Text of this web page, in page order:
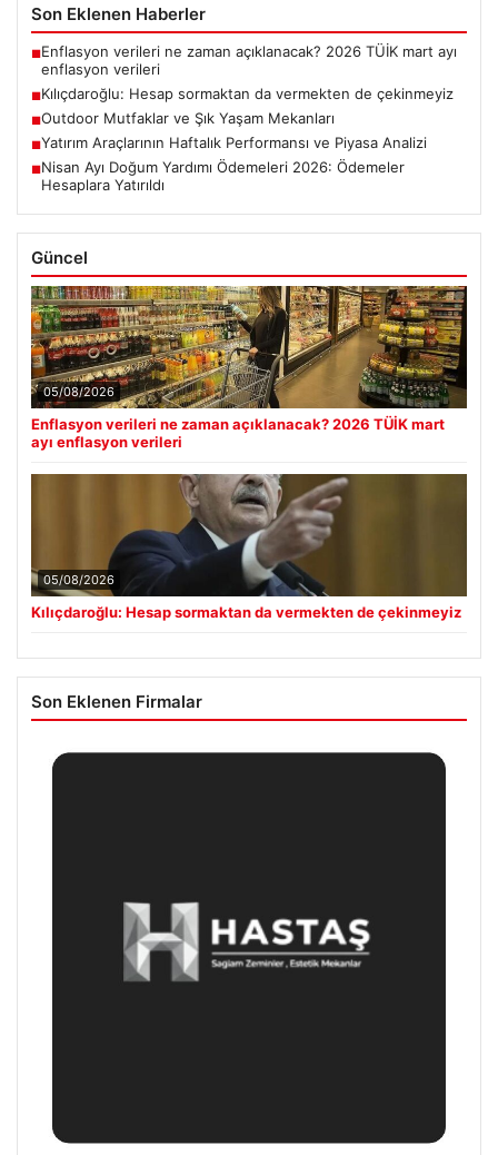
Son Eklenen Haberler
■Enflasyon verileri ne zaman açıklanacak? 2026 TÜİK mart ayı
enflasyon verileri
■Kılıçdaroğlu: Hesap sormaktan da vermekten de çekinmeyiz
■Outdoor Mutfaklar ve Şık Yaşam Mekanları
■Yatırım Araçlarının Haftalık Performansı ve Piyasa Analizi
■Nisan Ayı Doğum Yardımı Ödemeleri 2026: Ödemeler
Hesaplara Yatırıldı
Güncel
05/08/2026
Enflasyon verileri ne zaman açıklanacak? 2026 TÜİK mart
ayı enflasyon verileri
05/08/2026
Kılıçdaroğlu: Hesap sormaktan da vermekten de çekinmeyiz
Son Eklenen Firmalar